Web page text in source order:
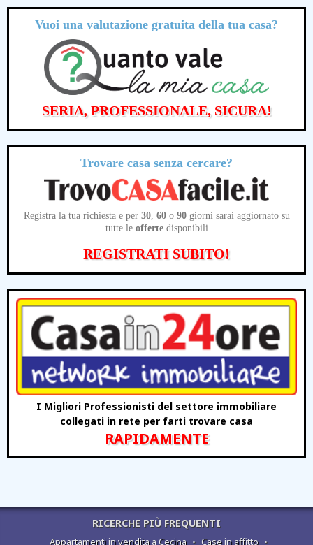
Vuoi una valutazione gratuita della tua casa?
SERIA, PROFESSIONALE, SICURA!
Trovare casa senza cercare?
Registra la tua richiesta e per 30, 60o 90giorni sarai aggiornato su
tutte le offertedisponibili
REGISTRATI SUBITO!
I Migliori Professionisti del settore immobiliare
collegati in rete per farti trovare casa
RAPIDAMENTE
RICERCHE PIÙ FREQUENTI
Appartamenti in vendita a Cecina • Case in affitto •